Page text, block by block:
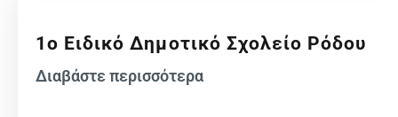
1ο Ειδικό Δημοτικό Σχολείο Ρόδου
Διαβάστε περισσότερα